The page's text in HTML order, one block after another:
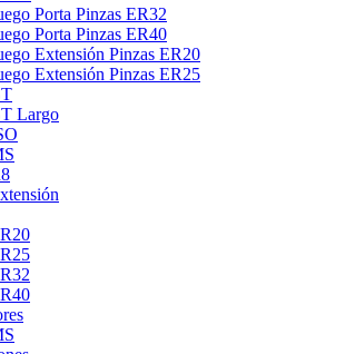
Porta Pinzas ER32
Porta Pinzas ER40
Extensión Pinzas ER20
Extensión Pinzas ER25
Largo